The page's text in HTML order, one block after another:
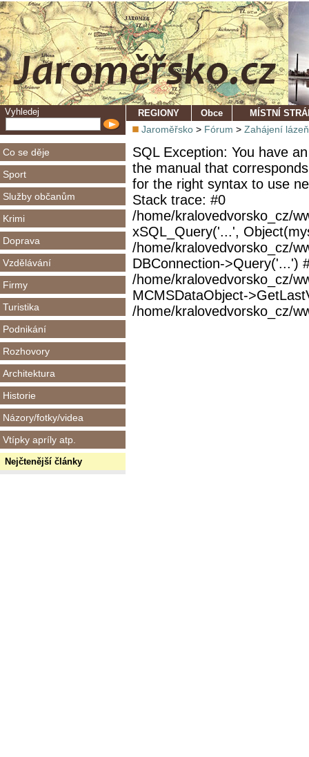
Vyhledej
Co se děje
Sport
Služby občanům
Krimi
Doprava
Vzdělávání
Firmy
Turistika
Podnikání
Rozhovory
Architektura
Historie
Názory/fotky/videa
Vtípky apríly atp.
Nejčtenější články
REGIONY Obce MÍSTNÍ
Jaroměřsko > Fórum > Zahájení
SQL Exception: You have
the manual that
for the right syntax to use
Stack trace: #0
/home/kralovedvorsko_cz/
xSQL_Query('...',
/home/kralovedvorsko_cz/
DBConnection->Query('...')
/home/kralovedvorsko_cz/
MCMSDataObject-
/home/kralovedvorsko_cz/